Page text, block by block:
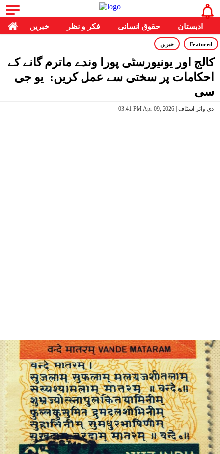
خبریں فکر و نظر حقوق انسانی ادبستان
Featured خبریں
کالج اور یونیورسٹی پورا وندے ماترم گانے کے
احکامات پر سختی سے عمل کریں: یو جی
سی
03:41 PM Apr 09, 2026 | دی وائر اسٹاف